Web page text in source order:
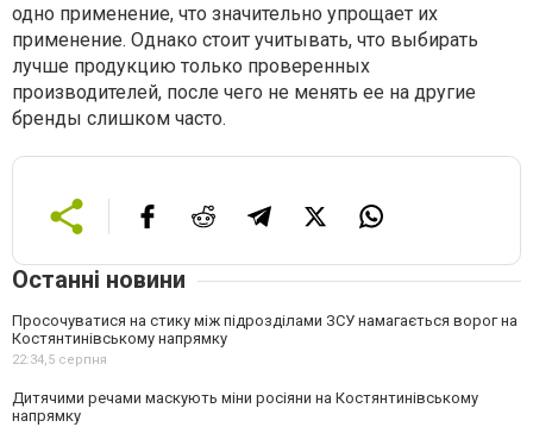
одно применение, что значительно упрощает их
применение. Однако стоит учитывать, что выбирать
лучше продукцию только проверенных
производителей, после чего не менять ее на другие
бренды слишком часто.
Останні новини
Просочуватися на стику між підрозділами ЗСУ намагається ворог на
Костянтинівському напрямку
22:34,5 серпня
Дитячими речами маскують міни росіяни на Костянтинівському
напрямку